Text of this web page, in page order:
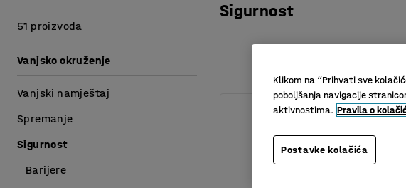
Sigurnost
51 proizvoda
Vanjsko okruženje
Vanjski namještaj
Spremanje
Sigurnost
Barijere
Klikom na “Prihvati sve
poboljšanja navigacije
aktivnostima. Pravila o
Postavke kolačića